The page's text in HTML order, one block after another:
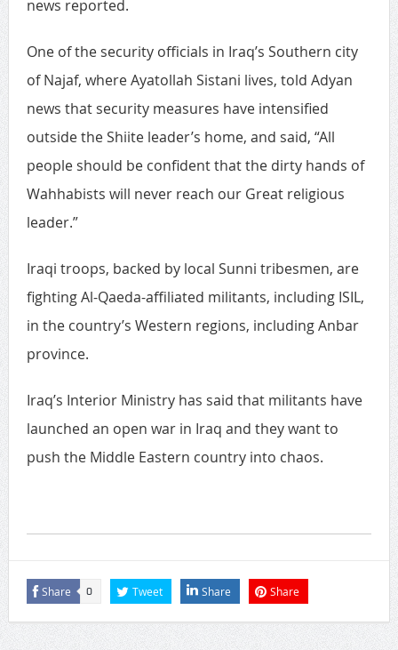
news reported.
One of the security officials in Iraq’s Southern city
of Najaf, where Ayatollah Sistani lives, told Adyan
news that security measures have intensified
outside the Shiite leader’s home, and said, “All
people should be confident that the dirty hands of
Wahhabists will never reach our Great religious
leader.”
Iraqi troops, backed by local Sunni tribesmen, are
fighting Al-Qaeda-affiliated militants, including ISIL,
in the country’s Western regions, including Anbar
province.
Iraq’s Interior Ministry has said that militants have
launched an open war in Iraq and they want to
push the Middle Eastern country into chaos.
Share 0 Tweet Share Share